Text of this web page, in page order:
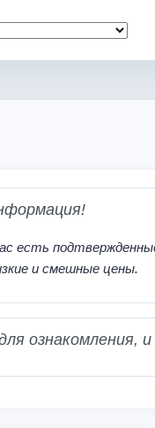
есть
и смешные цены.
ознакомления,